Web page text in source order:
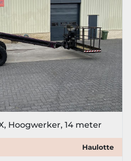
Hoogwerker, 14 meter
Haulotte